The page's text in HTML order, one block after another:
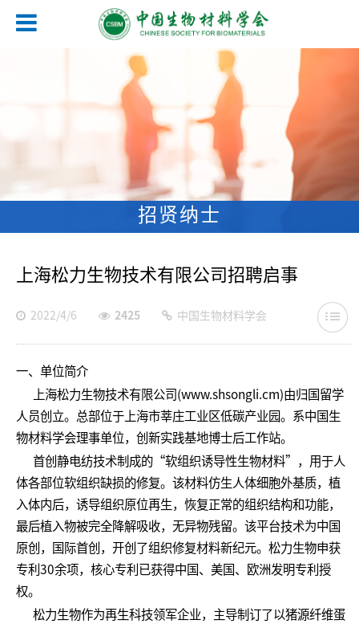
招贤纳士
上海松力生物技术有限公司招聘启事
2022/4/6 2425 中国生物材料学会
一、单位简介
上海松力生物技术有限公司(www.shsongli.cm)由归国留学
人员创立。总部位于上海市莘庄工业区低碳产业园。系中国生
物材料学会理事单位，创新实践基地博士后工作站。
首创静电纺技术制成的“软组织诱导性生物材料”，用于人
体各部位软组织缺损的修复。该材料仿生人体细胞外基质，植
入体内后，诱导组织原位再生，恢复正常的组织结构和功能，
最后植入物被完全降解吸收，无异物残留。该平台技术为中国
原创，国际首创，开创了组织修复材料新纪元。松力生物申获
专利30余项，核心专利已获得中国、美国、欧洲发明专利授
权。
松力生物作为再生科技领军企业，主导制订了以猪源纤维蛋